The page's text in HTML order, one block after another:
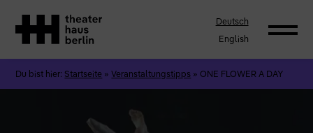
Deutsch
English
Du bist hier: Startseite »Veranstaltungstipps »ONE FLOWER A DAY